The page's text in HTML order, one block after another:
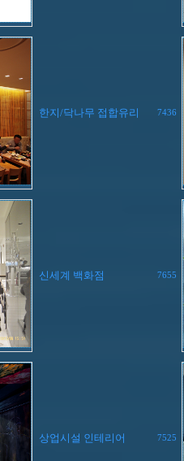
한지/닥나무 접합유리 7436
신세계 백화점 7655
상업시설 인테리어 7525